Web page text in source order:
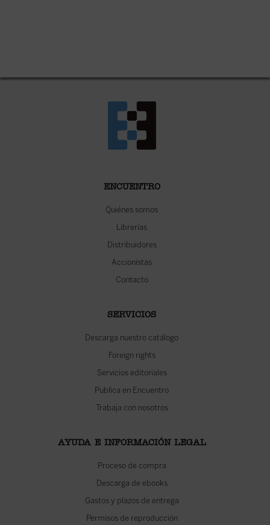
ENCUENTRO
Quiénes somos
Librerías
Distribuidores
Accionistas
Contacto
SERVICIOS
Descarga nuestro catálogo
Foreign rights
Servicios editoriales
Publica en Encuentro
Trabaja con nosotros
AYUDA E INFORMACIÓN LEGAL
Proceso de compra
Descarga de ebooks
Gastos y plazos de entrega
Permisos de reproducción